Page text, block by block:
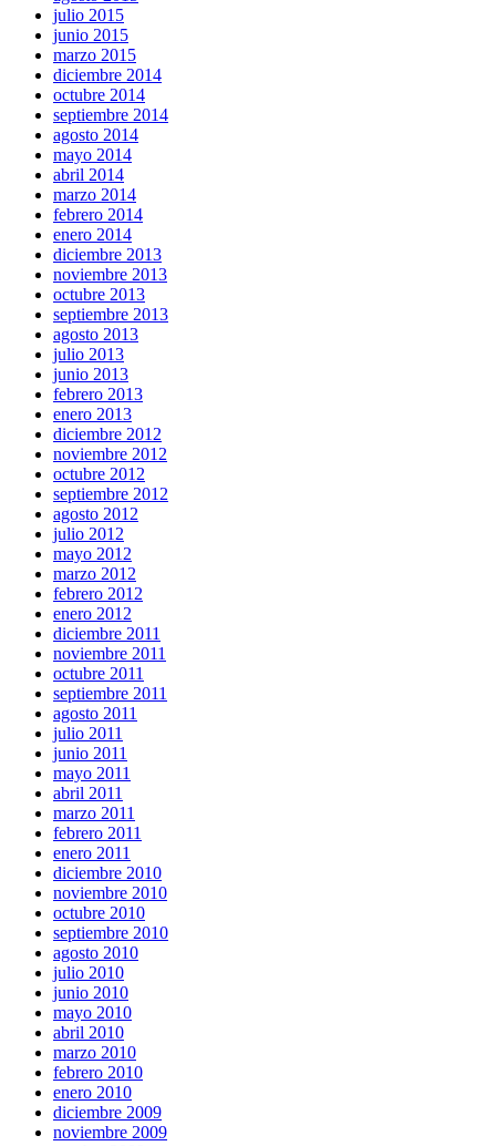
julio 2015
junio 2015
marzo 2015
diciembre 2014
octubre 2014
septiembre 2014
agosto 2014
mayo 2014
abril 2014
marzo 2014
febrero 2014
enero 2014
diciembre 2013
noviembre 2013
octubre 2013
septiembre 2013
agosto 2013
julio 2013
junio 2013
febrero 2013
enero 2013
diciembre 2012
noviembre 2012
octubre 2012
septiembre 2012
agosto 2012
julio 2012
mayo 2012
marzo 2012
febrero 2012
enero 2012
diciembre 2011
noviembre 2011
octubre 2011
septiembre 2011
agosto 2011
julio 2011
junio 2011
mayo 2011
abril 2011
marzo 2011
febrero 2011
enero 2011
diciembre 2010
noviembre 2010
octubre 2010
septiembre 2010
agosto 2010
julio 2010
junio 2010
mayo 2010
abril 2010
marzo 2010
febrero 2010
enero 2010
diciembre 2009
noviembre 2009